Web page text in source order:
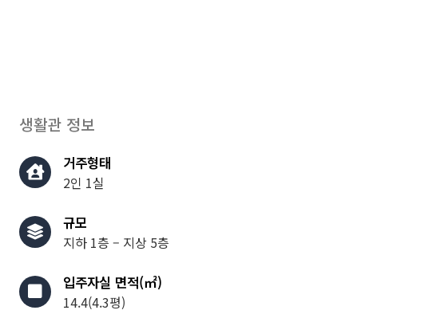
생활관 정보
거주형태
2인 1실
규모
지하 1층 – 지상 5층
입주자실 면적(㎡)
14.4(4.3평)